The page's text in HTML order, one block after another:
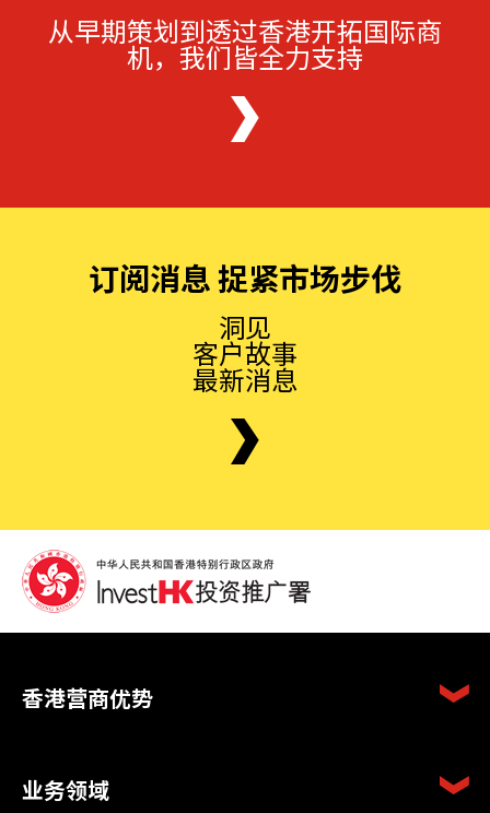
从早期策划到透过香港开拓国际商
机，我们皆全力支持
订阅消息 捉紧市场步伐
洞见
客户故事
最新消息
香港营商优势
业务领域